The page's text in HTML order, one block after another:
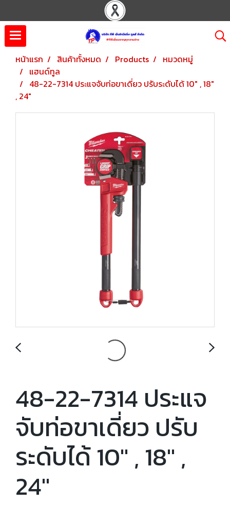
หน้าแรก สินค้าทั้งหมด Products
หมวดหมู่
แฮนด์ทูล
48-22-7314 ประแจจับท่อขาเดี่ยว ปรับระดับได้ 10" , 18"
, 24"
48-22-7314 ประแจ
จับท่อขาเดี่ยว ปรับ
ระดับได้ 10" , 18" ,
24"